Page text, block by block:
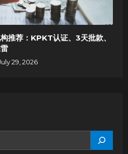
推荐：KPKT认证、3天批款、
29, 2026